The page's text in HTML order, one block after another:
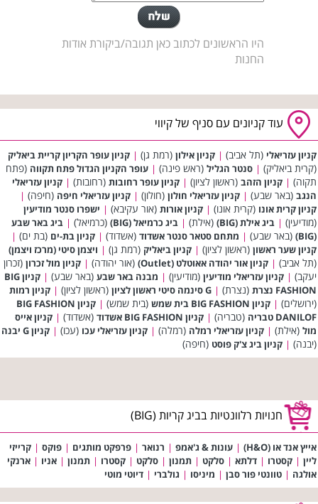
היו הראשונים לכתוב כאן תגובה/ביקורת אודות
החנות
עוד קניונים עם סניף של קיווי
קניון עזריאלי (תל אביב) | קניון אילון (רמת גן) | קניון עופר הקריון קריית ביאליק
(קרית ביאליק) | סנטר הגליל (ראש פינה) | עופר הקניון הגדול פתח תקווה (פתח
תקוה) | קניון הזהב (ראשון לציון) | קניון עופר רחובות (רחובות) | קניון עזריאלי
הנגב (באר שבע) | קניון עזריאלי חולון (חולון) | קניון עזריאלי חיפה (חיפה) |
קניון קרית אונו (קרית אונו) | קניון אורות (אור עקיבא) | ישפרו סנטר מודיעין
(מודיעין) | ביג אילת (BIG) (אילת) | ביג כרמיאל (BIG) (כרמיאל) | ביג באר שבע
(BIG)
(באר שבע) | מתחם סטאר סנטר אשדוד (אשדוד) | קניון בת-ים (בת ים) |
קניון שער ראשון (ראשון לציון) | קניון ביאליק (רמת גן) | ויצמן סיטי (מרכז ויצמן)
(תל אביב) | קניון אור יהודה אאוטלט (Outlet) (אור יהודה) | קניון מול זכרון (זכרון
יעקב) | קניון עזריאלי מודיעין (מודיעין) | מבנה באר שבע (באר שבע) |
קניון BIG
FASHION נצרת
(נצרת) | G סינמה סיטי ראשון לציון (ראשון לציון) | קניון רמות
(ירושלים) | קניון BIG FASHION בית שמש (בית שמש) |
קניון BIG FASHION
DANILOF טבריה
(טבריה) | קניון BIG FASHION אשדוד (אשדוד) | קניון אייס
מול (אילת) | קניון עזריאלי רמלה (רמלה) | קניון עזריאלי עכו (עכו) | קניון G יבנה
(יבנה) | קניון ביג צ'ק פוסט (חיפה)
חנויות רלוונטיות בביג קריות (BIG)
אייץ אנד או (H&O) | עונות & ג'אמפ | רנואר | פרפקט מותגים | פוקס | קרייזי
ליין | קסטרו | דלתא | סלקט | תמנון | סלקט | קסטרו | תמנון | אניו | ארנקי
אולגה | טוונטי פור סבן | מיניסו | גולברי | דיוטי מוטי